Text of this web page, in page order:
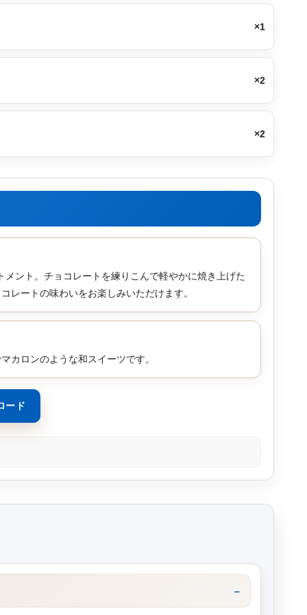
×1
×2
×2
ント。チョコレートを練りこんで軽やかに焼き上げた
レートの味わいをお楽しみいただけます。
カロンのような和スイーツです。
ード